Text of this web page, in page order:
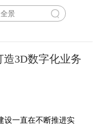
3D数字化业务
设一直在不断推进实